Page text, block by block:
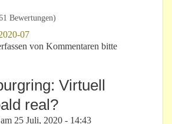
Bewertungen)
07
Touri-Fahrten nach Corona-Vorschriften!
von Kommentaren bitte
Virtuell
real?
am 25 Juli, 2020 - 14:43